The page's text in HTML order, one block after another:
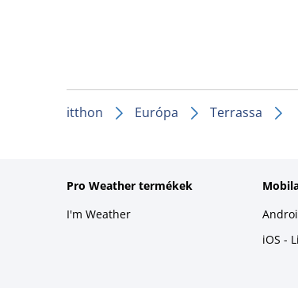
itthon Európa Terrassa
Pro Weather termékek
I'm Weather
iOS -